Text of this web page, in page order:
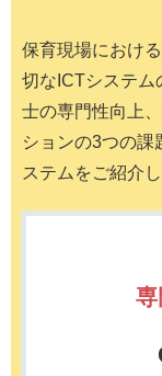
保育現場におけ
切なICTシステム
士の専門性向上
ションの3つの課
ステムをご紹介し
専